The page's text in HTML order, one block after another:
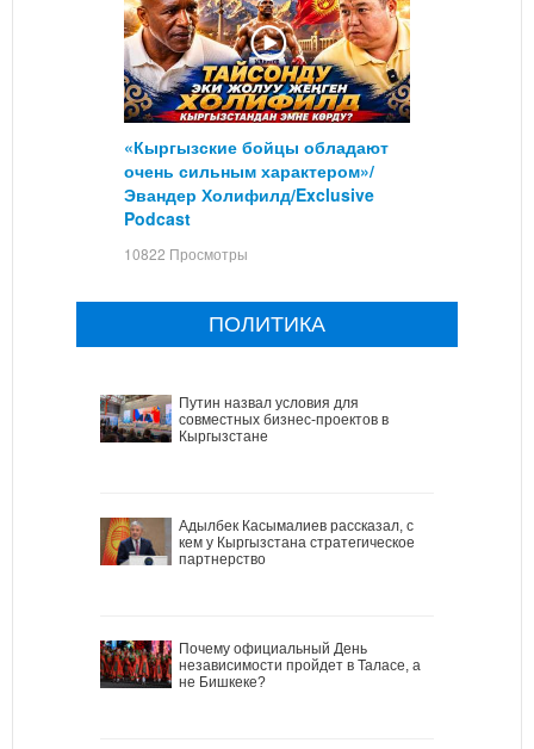
«Кыргызские бойцы обладают
очень сильным характером»/
Эвандер Холифилд/Exclusive
Podcast
10822 Просмотры
ПОЛИТИКА
Путин назвал условия для
совместных бизнес-проектов в
Кыргызстане
Адылбек Касымалиев рассказал, с
кем у Кыргызстана стратегическое
партнерство
Почему официальный День
независимости пройдет в Таласе, а
не Бишкеке?